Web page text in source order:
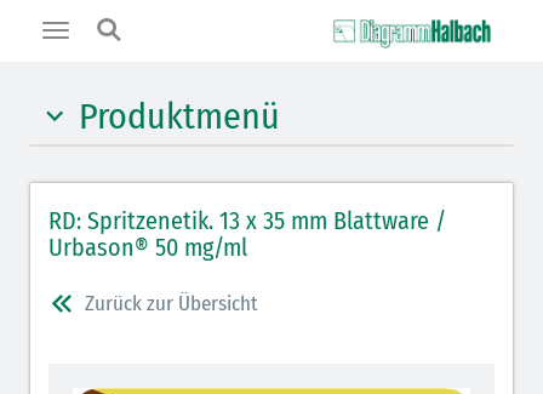
Toggle
Produktmenü
Benzodiazepine (orange)
Benzodiazepin-Antagonisten (orange schraffiert)
Muskelrelaxantien (rot weißer Kopfbalken)
RD: Spritzenetik. 13 x 35 mm Blattware /
Urbason® 50 mg/ml
Zurück zur Übersicht